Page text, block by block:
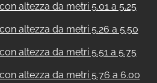
altezza da metri 5.01 a 5.25
altezza da metri 5.26 a 5.50
altezza da metri 5.51 a 5.75
altezza da metri 5.76 a 6.00